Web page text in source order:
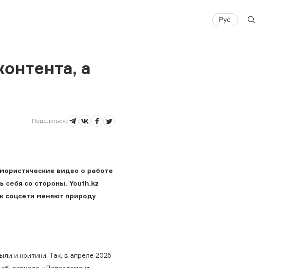
Рус
а
Поделиться:
видео о работе
себя со стороны. Youth.kz
соцсети меняют природу
и критики. Так, в апреле 2025